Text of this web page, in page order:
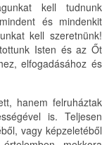
kell tudnunk
és mindenkit
kell szeretnünk!
Isten és az Őt
elfogadásához és
hanem felruháztak
is. Teljesen
vagy képzeletéből